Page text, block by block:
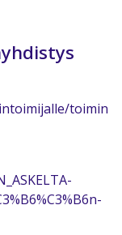
toimin